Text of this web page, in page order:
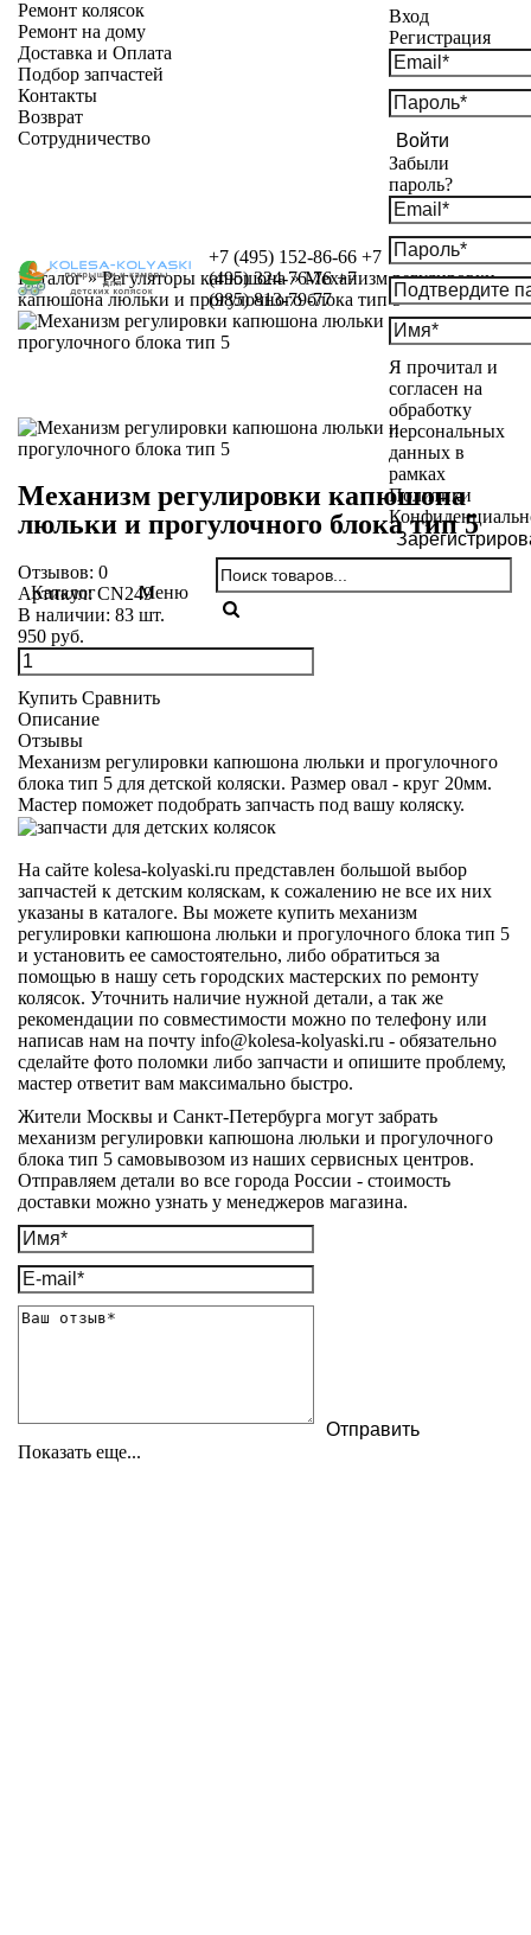
+7 (495) 152-86-66 +7
(495) 324-76-76 +7
(985) 813-79-77
Вход
Регистрация
Войти
Забыли
пароль?
Я прочитал и
согласен на
обработку
персональных
данных в
рамках
Политики
Каталог Меню
Ремонт колясок
Ремонт на дому
Доставка и Оплата
Подбор запчастей
Контакты
Возврат
Сотрудничество
Каталог»Регуляторы капюшона»Механизм регулировки
капюшона люльки и прогулочного блока тип 5
Механизм регулировки капюшона
люльки и прогулочного блока тип 5
Отзывов: 0
Артикул:CN249
В наличии: 83 шт.
950 руб.
Купить Сравнить
Описание
Отзывы
Механизм регулировки капюшона люльки и прогулочного
блока тип 5 для детской коляски. Размер овал - круг 20мм.
Мастер поможет подобрать запчасть под вашу коляску.
На сайте kolesa-kolyaski.ru представлен большой выбор
запчастей к детским коляскам, к сожалению не все их них
указаны в каталоге. Вы можете купить механизм
регулировки капюшона люльки и прогулочного блока тип 5
и установить ее самостоятельно, либо обратиться за
помощью в нашу сеть городских мастерских по ремонту
колясок. Уточнить наличие нужной детали, а так же
рекомендации по совместимости можно по телефону или
написав нам на почту info@kolesa-kolyaski.ru - обязательно
сделайте фото поломки либо запчасти и опишите проблему,
мастер ответит вам максимально быстро.
Жители Москвы и Санкт-Петербурга могут забрать
механизм регулировки капюшона люльки и прогулочного
блока тип 5 самовывозом из наших сервисных центров.
Отправляем детали во все города России - стоимость
доставки можно узнать у менеджеров магазина.
Показать еще...